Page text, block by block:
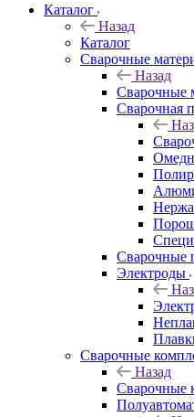
Каталог
Назад
Каталог
Сварочные
Назад
Сварочные
Сварочная
Сварочные
Электроды
Сварочные
Назад
Сварочные